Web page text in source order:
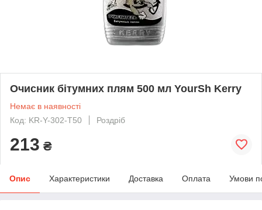
Очисник бітумних плям 500 мл YourSh Kerry
Немає в наявності
Код: KR-Y-302-Т50
Роздріб
213 ₴
Опис Характеристики Доставка Оплата Умови